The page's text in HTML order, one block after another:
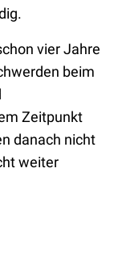
vier Jahre
beim
Zeitpunkt
danach nicht
weiter